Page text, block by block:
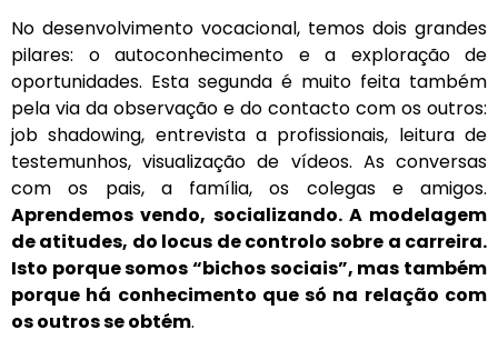
No desenvolvimento vocacional, temos dois grandes
pilares: o autoconhecimento e a exploração de
oportunidades. Esta segunda é muito feita também
pela via da observação e do contacto com os outros:
job shadowing, entrevista a profissionais, leitura de
testemunhos, visualização de vídeos. As conversas
com os pais, a família, os colegas e amigos.
Aprendemos vendo, socializando. A modelagem
de atitudes, do locus de controlo sobre a carreira.
Isto porque somos “bichos sociais”, mas também
porque há conhecimento que só na relação com
os outros se obtém.